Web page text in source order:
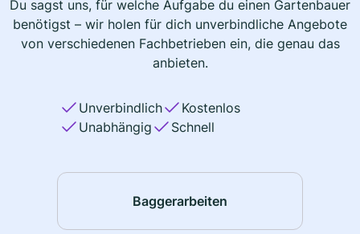
Du sagst uns, für welche Aufgabe du einen Gartenbauer
benötigst – wir holen für dich unverbindliche Angebote
von verschiedenen Fachbetrieben ein, die genau das
anbieten.
Unverbindlich
Kostenlos
Unabhängig
Schnell
Baggerarbeiten